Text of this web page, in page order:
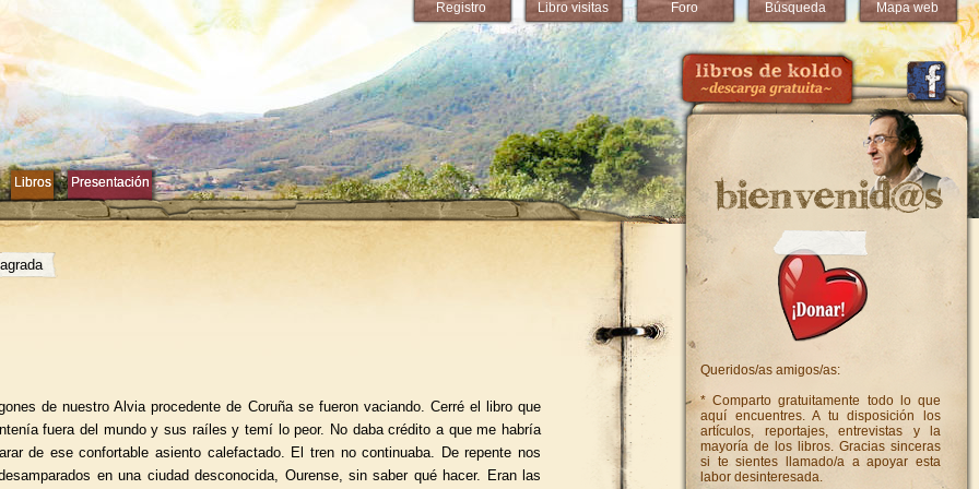
Mapa web
Búsqueda
Foro
Libro visitas
Registro
Queridos/as amigos/as:
* Comparto gratuitamente todo lo que
aquí encuentres. A tu disposición los
artículos, reportajes, entrevistas y la
mayoría de los libros. Gracias sinceras
si te sientes llamado/a a apoyar esta
labor desinteresada.
Libros Presentación
Libros Presentación
de nuestro Alvia procedente de Coruña se fueron vaciando. Cerré el libro que
fuera del mundo y sus raíles y temí lo peor. No daba crédito a que me habría
de ese confortable asiento calefactado. El tren no continuaba. De repente nos
en una ciudad desconocida, Ourense, sin saber qué hacer. Eran las